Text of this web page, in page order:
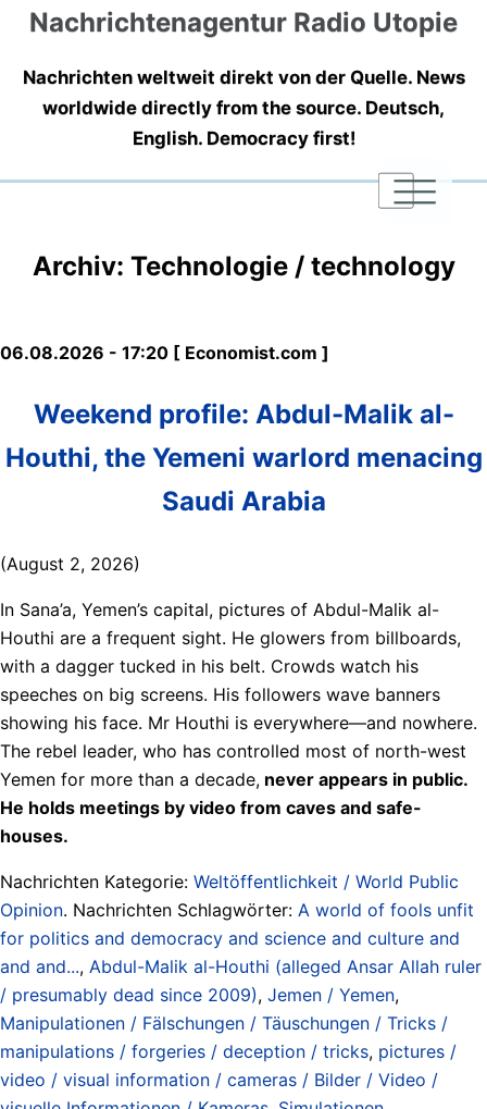
Nachrichtenagentur Radio Utopie
Nachrichten weltweit direkt von der Quelle. News
worldwide directly from the source. Deutsch,
English. Democracy first!
|
|
|
Archiv: Technologie / technology
06.08.2026 - 17:20 [ Economist.com ]
Weekend profile: Abdul-Malik al-
Houthi, the Yemeni warlord menacing
Saudi Arabia
(August 2, 2026)
In Sana’a, Yemen’s capital, pictures of Abdul-Malik al-
Houthi are a frequent sight. He glowers from billboards,
with a dagger tucked in his belt. Crowds watch his
speeches on big screens. His followers wave banners
showing his face. Mr Houthi is everywhere—and nowhere.
The rebel leader, who has controlled most of north-west
Yemen for more than a decade, never appears in public.
He holds meetings by video from caves and safe-
houses.
Nachrichten Kategorie: Weltöffentlichkeit / World Public
Opinion. Nachrichten Schlagwörter: A world of fools unfit
for politics and democracy and science and culture and
and and..., Abdul-Malik al-Houthi (alleged Ansar Allah ruler
/ presumably dead since 2009), Jemen / Yemen,
Manipulationen / Fälschungen / Täuschungen / Tricks /
manipulations / forgeries / deception / tricks, pictures /
video / visual information / cameras / Bilder / Video /